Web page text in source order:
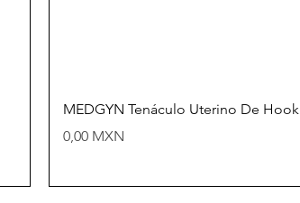
Vista rápida
MEDGYN Tenáculo Uterino De Hook
Precio
0,00 MXN